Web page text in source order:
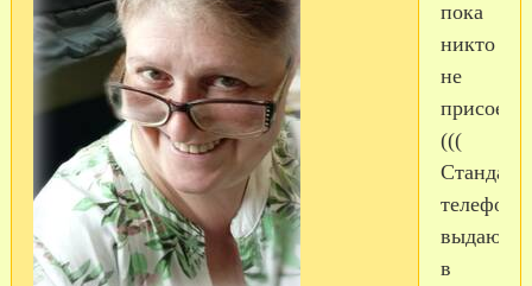
пока
никто
не
(((
телефоны
выдают
в